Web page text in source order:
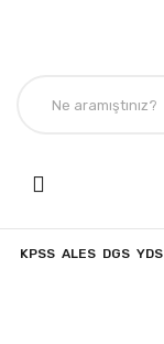
KPSS ALES DGS YDS